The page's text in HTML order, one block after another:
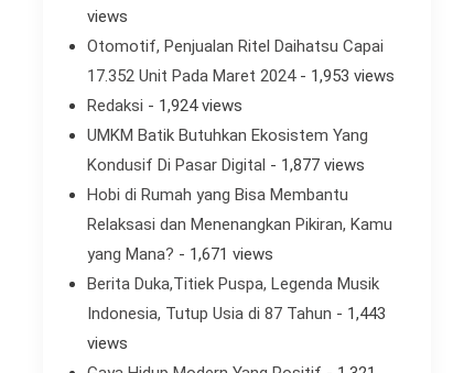
views
Otomotif, Penjualan Ritel Daihatsu Capai
17.352 Unit Pada Maret 2024- 1,953 views
Redaksi - 1,924 views
UMKM Batik Butuhkan Ekosistem Yang
Kondusif Di Pasar Digital - 1,877 views
Hobi di Rumah yang Bisa Membantu
Relaksasi dan Menenangkan Pikiran, Kamu
yang Mana? - 1,671 views
Berita Duka,Titiek Puspa, Legenda Musik
Indonesia, Tutup Usia di 87 Tahun - 1,443
views